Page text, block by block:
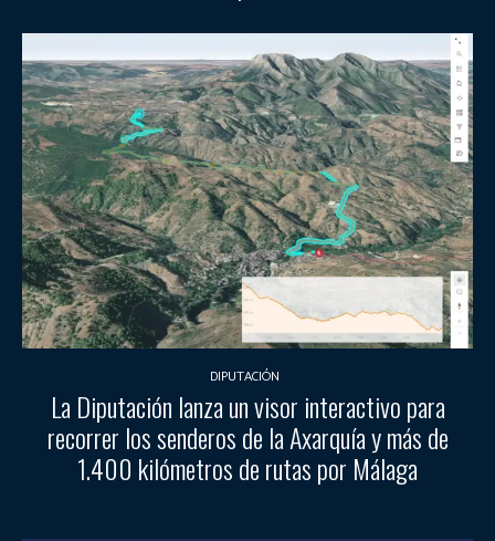
DIPUTACIÓN
La Diputación lanza un visor interactivo para
recorrer los senderos de la Axarquía y más de
1.400 kilómetros de rutas por Málaga